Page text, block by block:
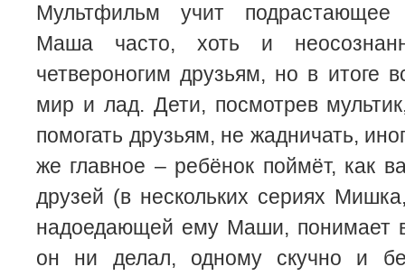
Мультфильм учит подрастающее
Маша часто, хоть и
четвероногим друзьям, но в итоге
мир и лад. Дети, посмотрев
помогать друзьям, не жадничать,
же главное – ребёнок поймёт, как
друзей (в нескольких сериях
надоедающей ему Маши, понимает
он ни делал, одному скучно и